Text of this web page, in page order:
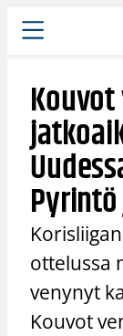
Siirry
sisältöön
ottelussa
venynyt
Kouvot